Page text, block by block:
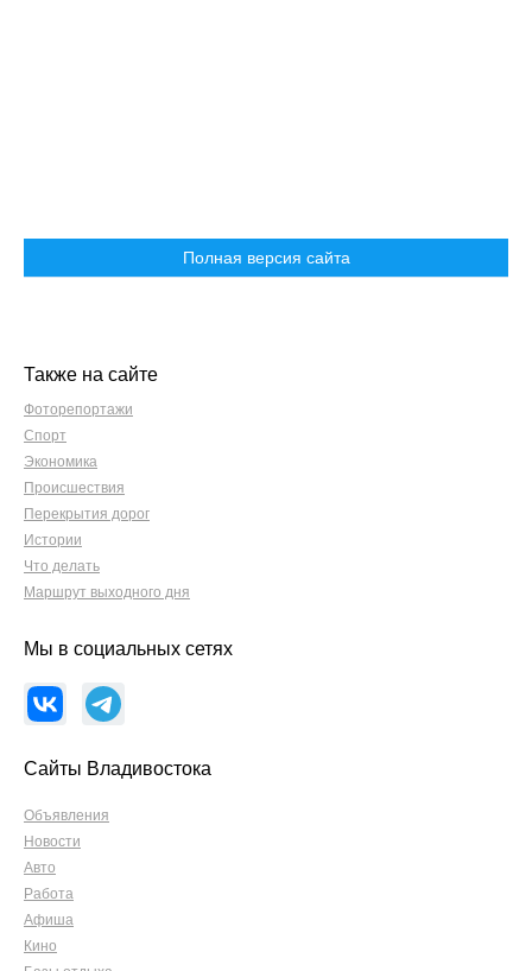
Полная версия сайта
Также на сайте
Фоторепортажи
Спорт
Экономика
Происшествия
Перекрытия дорог
Истории
Что делать
Маршрут выходного дня
Мы в социальных сетях
Сайты Владивостока
Объявления
Новости
Авто
Работа
Афиша
Кино